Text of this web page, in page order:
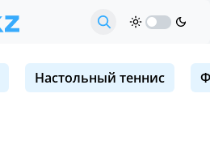
Настольный теннис